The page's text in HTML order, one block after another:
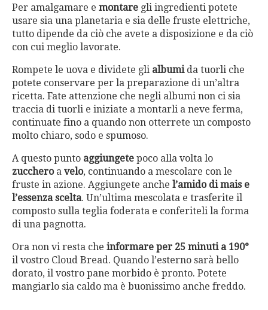
Per amalgamare e montare gli ingredienti potete
usare sia una planetaria e sia delle fruste elettriche,
tutto dipende da ciò che avete a disposizione e da ciò
con cui meglio lavorate.
Rompete le uova e dividete gli albumida tuorli che
potete conservare per la preparazione di un’altra
ricetta. Fate attenzione che negli albumi non ci sia
traccia di tuorli e iniziate a montarli a neve ferma,
continuate fino a quando non otterrete un composto
molto chiaro, sodo e spumoso.
A questo punto aggiungete poco alla volta lo
zuccheroa velo, continuando a mescolare con le
fruste in azione. Aggiungete anche l’amido di mais e
l’essenza scelta. Un’ultima mescolata e trasferite il
composto sulla teglia foderata e conferiteli la forma
di una pagnotta.
Ora non vi resta che informare per 25 minuti a 190°
il vostro Cloud Bread. Quando l’esterno sarà bello
dorato, il vostro pane morbido è pronto. Potete
mangiarlo sia caldo ma è buonissimo anche freddo.